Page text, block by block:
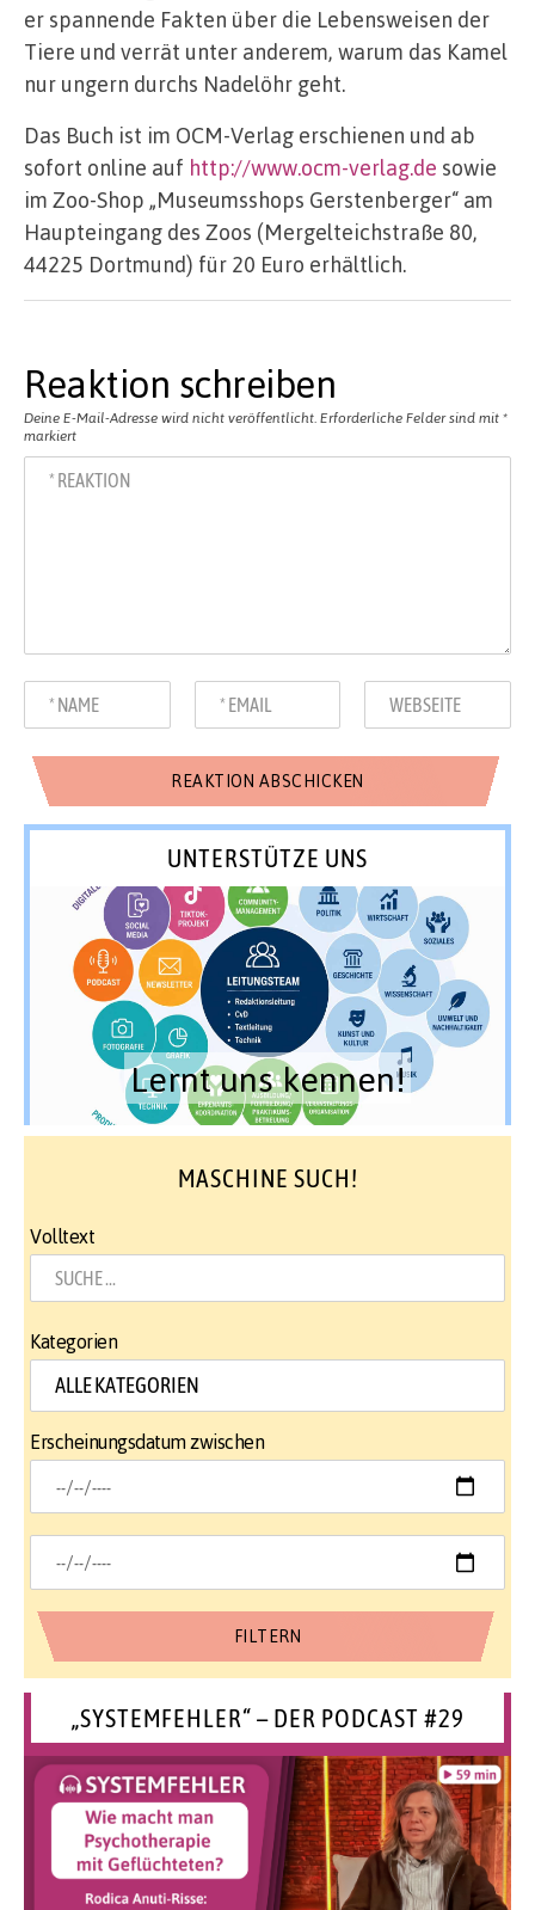
er spannende Fakten über die Lebensweisen der
Tiere und verrät unter anderem, warum das Kamel
nur ungern durchs Nadelöhr geht.
Das Buch ist im OCM-Verlag erschienen und ab
sofort online auf http://www.ocm-verlag.de sowie
im Zoo-Shop „Museumsshops Gerstenberger“ am
Haupteingang des Zoos (Mergelteichstraße 80,
44225 Dortmund) für 20 Euro erhältlich.
Reaktion schreiben
Deine E-Mail-Adresse wird nicht veröffentlicht. Erforderliche Felder sind mit *
markiert
UNTERSTÜTZE UNS
Lernt uns kennen!
MASCHINE SUCH!
Volltext
Kategorien
Erscheinungsdatum zwischen
„SYSTEMFEHLER“ – DER PODCAST #29